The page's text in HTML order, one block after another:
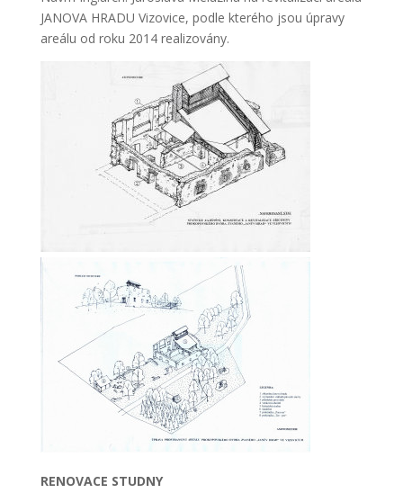
JANOVA HRADU Vizovice, podle kterého jsou úpravy
areálu od roku 2014 realizovány.
RENOVACE STUDNY